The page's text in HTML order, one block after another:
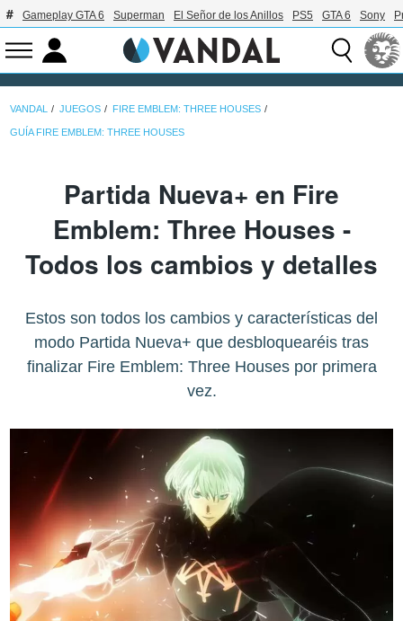
Gameplay GTA 6 Superman El Señor de los Anillos PS5 GTA 6 Sony
VANDAL JUEGOS FIRE EMBLEM: THREE HOUSES
GUÍA FIRE EMBLEM: THREE HOUSES
Partida Nueva+ en Fire
Emblem: Three Houses -
Todos los cambios y detalles
Estos son todos los cambios y características del
modo Partida Nueva+ que desbloquearéis tras
finalizar Fire Emblem: Three Houses por primera
vez.